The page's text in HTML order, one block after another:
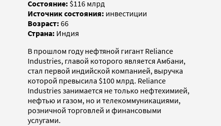
Состояние: $116 млрд
Источник состояния: инвестиции
Возраст: 66
Страна: Индия
В прошлом году нефтяной гигант Reliance
Industries, главой которого является Амбани,
стал первой индийской компанией, выручка
которой превысила $100 млрд. Reliance
Industries занимается не только нефтехимией,
нефтью и газом, но и телекоммуникациями,
розничной торговлей и финансовыми
услугами.